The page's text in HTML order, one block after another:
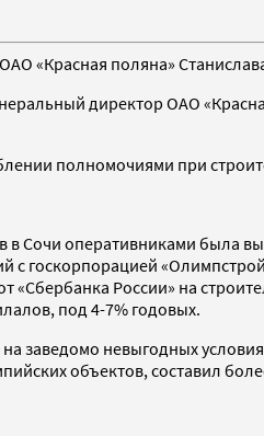
«Красная поляна»
директор ОАО
полномочиями при
в Сочи оперативниками была
госкорпорацией
«Сбербанка России» на
под 4-7% годовых.
заведомо невыгодных
объектов, составил